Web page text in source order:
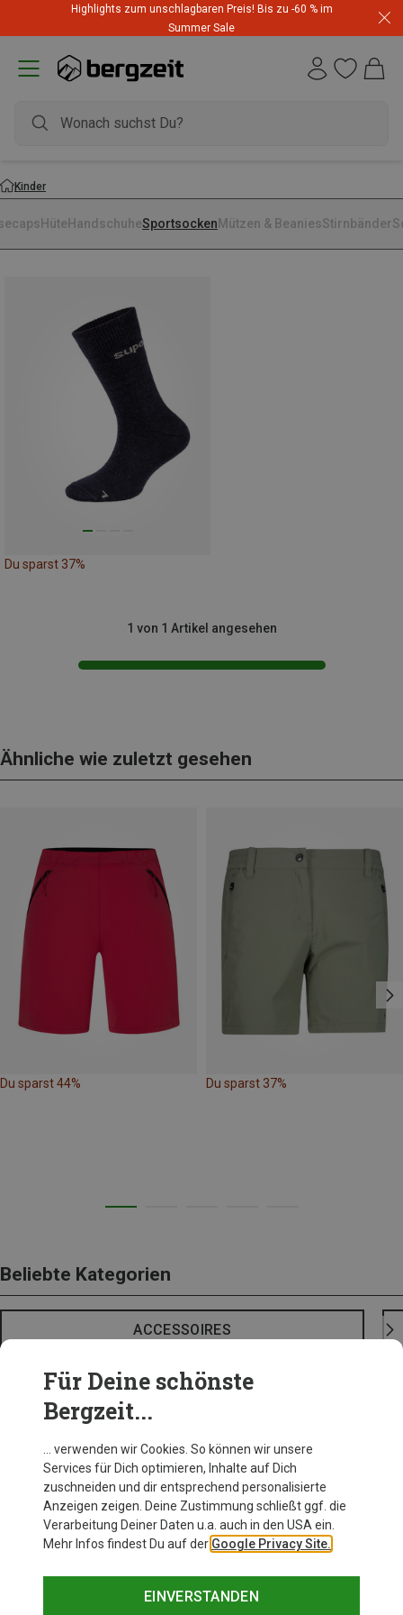
Highlights zum unschlagbaren Preis! Bis zu -60 % im
Summer Sale
Kinder
Hüte HandschuheSportsocken Mützen & BeaniesStirnbänder
Du sparst 37%
1 von 1 Artikel angesehen
Ähnliche wie zuletzt gesehen
Du sparst 44% Du sparst 37%
Beliebte Kategorien
ACCESSOIRES
Für Deine schönste
Bergzeit...
… verwenden wir Cookies. So können wir unsere
Services für Dich optimieren, Inhalte auf Dich
zuschneiden und dir entsprechend personalisierte
Anzeigen zeigen. Deine Zustimmung schließt ggf. die
Verarbeitung Deiner Daten u.a. auch in den USA ein.
Mehr Infos findest Du auf der Google Privacy Site.
EINVERSTANDEN